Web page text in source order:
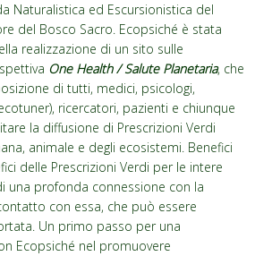
Naturalistica ed Escursionistica del
del Bosco Sacro. Ecopsiché è stata
realizzazione di un sito sulle
One Health / Salute Planetaria, che
di tutti, medici, psicologi,
ricercatori, pazienti e chiunque
la diffusione di Prescrizioni Verdi
animale e degli ecosistemi. Benefici
delle Prescrizioni Verdi per le intere
una profonda connessione con la
con essa, che può essere
Un primo passo per una
Ecopsiché nel promuovere